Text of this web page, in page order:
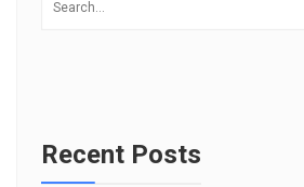
Recent Posts